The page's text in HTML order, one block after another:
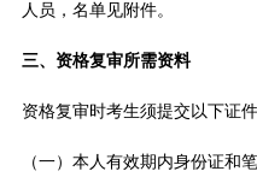
人员，名单见附件。
三、资格复审所需资料
资格复审时考生须提交以下证
（一）本人有效期内身份证和